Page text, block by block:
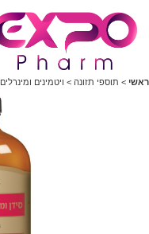
ראשי > תוספי תזונה > ויטמינים ומינרלים